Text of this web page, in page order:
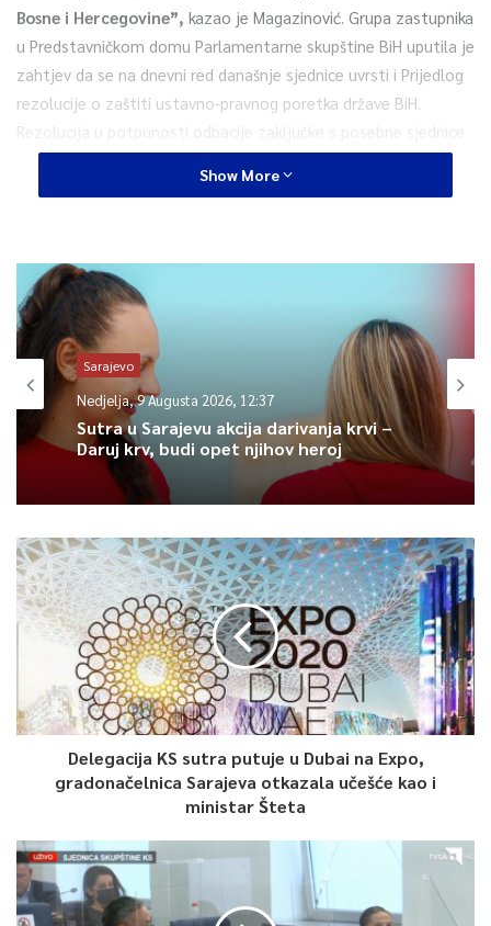
Bosne i Hercegovine”, kazao je Magazinović. Grupa zastupnika
u Predstavničkom domu Parlamentarne skupštine BiH uputila je
zahtjev da se na dnevni red današnje sjednice uvrsti i Prijedlog
rezolucije o zaštiti ustavno-pravnog poretka države BiH.
Rezolucija u potpunosti odbacije zaključke s posebne sjednice
NS RS o prebacivanju nadležnosti s države na entitete, te ih
ocjenjuje kao neustavne. Rezolucija RS definira zaključke i
njihovom donošenju.
Article Rating
Show More
Sarajevo
Nedjelja, 9 Augusta 2026, 12:37
Sutra u Sarajevu akcija darivanja krvi –
Daruj krv, budi opet njihov heroj
Delegacija KS sutra putuje u Dubai na Expo,
gradonačelnica Sarajeva otkazala učešće kao i
ministar Šteta